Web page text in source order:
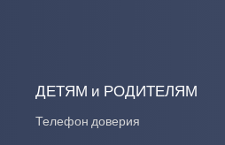
ДЕТЯМ и РОДИТЕЛЯМ
Телефон доверия